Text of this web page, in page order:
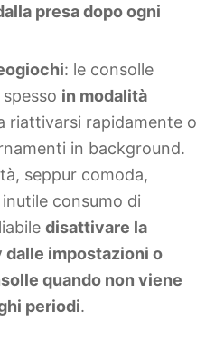
presa dopo ogni
: le consolle
in modalità
riattivarsi rapidamente o
in background.
seppur comoda,
consumo di
disattivare la
dalle impostazioni o
quando non viene
periodi.